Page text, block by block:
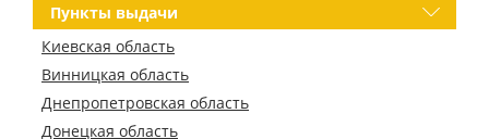
Пункты выдачи
Киевская область
Винницкая область
Днепропетровская область
Донецкая область